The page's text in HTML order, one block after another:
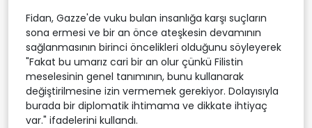
Fidan, Gazze'de vuku bulan insanlığa karşı suçların
sona ermesi ve bir an önce ateşkesin devamının
sağlanmasının birinci öncelikleri olduğunu söyleyerek
"Fakat bu umarız cari bir an olur çünkü Filistin
meselesinin genel tanımının, bunu kullanarak
değiştirilmesine izin vermemek gerekiyor. Dolayısıyla
burada bir diplomatik ihtimama ve dikkate ihtiyaç
var." ifadelerini kullandı.